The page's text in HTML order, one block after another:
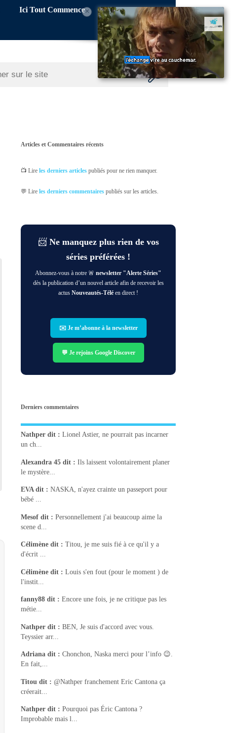
Ici Tout Commence×
Articles et Commentaires récents
📺 Lireles derniers articles publiés pour ne rien manquer.
💬 Lireles derniers commentaires publiés sur les articles.
📨 Ne manquez plus rien de vos
séries préférées !
Abonnez-vous à notre 🚨newsletter "Alerte Séries"
dès la publication d’un nouvel article afin de recevoir les
actusNouveautés-Télé en direct !
✉️ Je m’abonne à la newsletter
💬 Je rejoins Google Discover
Derniers commentaires
Nathper dit : Lionel Astier, ne pourrait pas incarner
un ch...
Alexandra 45 dit : Ils laissent volontairement planer
le mystère...
EVAdit : NASKA, n'ayez crainte un passeport pour
bébé ...
Mesof dit : Personnellement j'ai beaucoup aime la
scene d...
Célimène dit : Titou, je me suis fié à ce qu'il y a
d'écrit ...
Célimène dit : Louis s'en fout (pour le moment ) de
l'instit...
fanny88 dit : Encore une fois, je ne critique pas les
métie...
Nathper dit : BEN, Je suis d'accord avec vous.
Teyssier arr...
Adriana dit : Chonchon, Naska merci pour l’info 😉.
En fait,...
Titou dit : @Nathper franchement Eric Cantona ça
créerait...
Nathper dit : Pourquoi pas Éric Cantona ?
Improbable mais l...